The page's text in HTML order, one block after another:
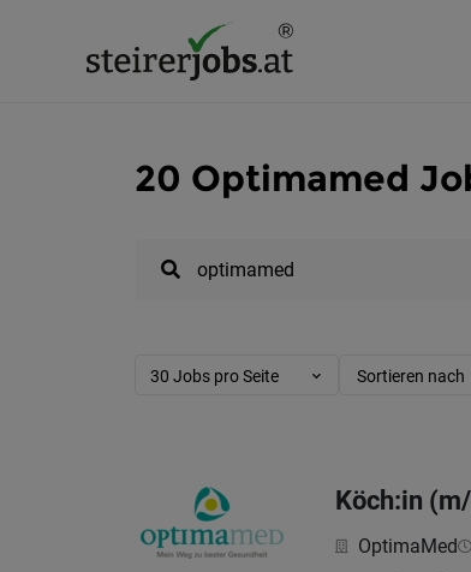
20 Optimamed
30 Jobs pro Seite Sortieren nach
Köch:in
OptimaMed